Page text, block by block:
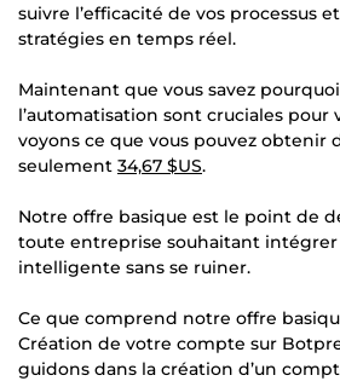
suivre l’efficacité de vos processus
stratégies en temps réel.
Maintenant que vous savez pourquoi
l’automatisation sont cruciales pour
voyons ce que vous pouvez obtenir
seulement 34,67 $US.
Notre offre basique est le point de
toute entreprise souhaitant intégrer
intelligente sans se ruiner.
Ce que comprend notre offre
Création de votre compte sur
guidons dans la création d’un